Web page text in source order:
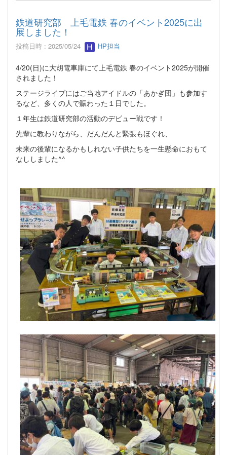
鉄道研究部 上毛電鉄 春のイベント2025に出
展しました！
投稿日時 : 2025/05/24 HP担当
4/20(日)に大胡電車庫にて上毛電鉄 春のイベント2025が開催
されました！
ステージライブにはご当地アイドルの「あかぎ団」も参加す
るなど、多くの人で賑わった１日でした。
１年生は鉄道研究部の活動のデビュー戦です！
先輩に教わりながら、だんだんと緊張もほぐれ、
未来の後輩になるかもしれない子供たちを一生懸命におもて
なししました^^